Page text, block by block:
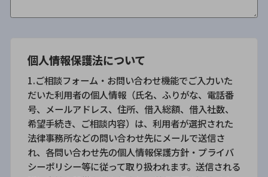
個人情報保護法について
1.ご相談フォーム・お問い合わせ機能でご入力いた
だいた利用者の個人情報（氏名、ふりがな、電話番
号、メールアドレス、住所、借入総額、借入社数、
希望手続き、ご相談内容）は、利用者が選択された
法律事務所などの問い合わせ先にメールで送信さ
れ、各問い合わせ先の個人情報保護方針・プライバ
シーポリシー等に従って取り扱われます。送信される